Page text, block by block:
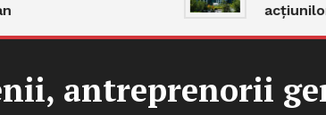
acțiunilor
antreprenorii